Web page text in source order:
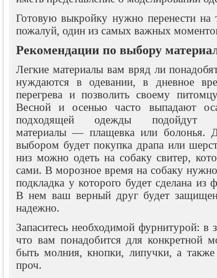
Готовую выкройку нужно перенести на
пожалуй, один из самых важных
Рекомендации по выбору
Легкие материалы вам вряд ли
нуждаются в одевании, в дневное
перегрева и позволить своему
Весной и осенью часто выпадают
подходящей одежды подойдут
материалы — плащевка или болонья.
выбором будет покупка драпа или
низ можно одеть на собаку свитер,
сами. В морозное время на собаку
подкладка у которого будет сделана из
В нем ваш верный друг будет
надежно.
Запаситесь необходимой фурнитурой: в
что вам понадобится для конкретной
быть молния, кнопки, липучки, а
проч.